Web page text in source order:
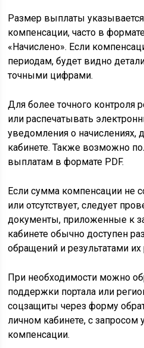
Размер выплаты
компенсации, часто в
«Начислено». Если
периодам, будет видно
точными цифрами.
Для более точного контроля
или распечатывать
уведомления о начислениях,
кабинете. Также возможно
выплатам в формате PDF.
Если сумма компенсации не
или отсутствует, следует
документы, приложенные к
кабинете обычно доступен
обращений и результатами их
При необходимости можно
поддержки портала или
соцзащиты через форму
личном кабинете, с запросом
компенсации.